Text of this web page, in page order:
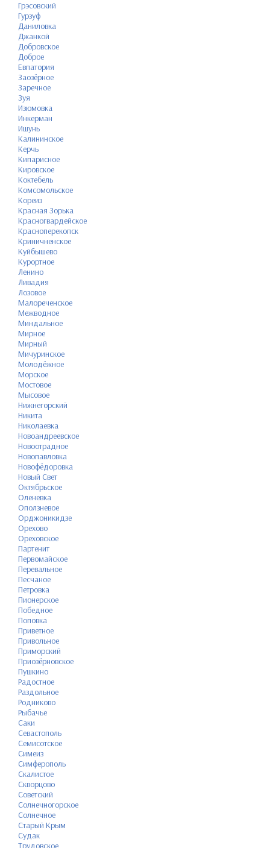
Грэсовский
Гурзуф
Даниловка
Джанкой
Добровское
Доброе
Евпатория
Заозёрное
Заречное
Зуя
Изюмовка
Инкерман
Ишунь
Калининское
Керчь
Кипарисное
Кировское
Коктебель
Комсомольское
Кореиз
Красная Зорька
Красногвардейское
Красноперекопск
Криничненское
Куйбышево
Курортное
Ленино
Ливадия
Лозовое
Малореченское
Межводное
Миндальное
Мирное
Мирный
Мичуринское
Молодёжное
Морское
Мостовое
Мысовое
Нижнегорский
Никита
Николаевка
Новоандреевское
Новоотрадное
Новопавловка
Новофёдоровка
Новый Свет
Октябрьское
Оленевка
Оползневое
Орджоникидзе
Орехово
Ореховское
Партенит
Первомайское
Перевальное
Песчаное
Петровка
Пионерское
Победное
Поповка
Приветное
Привольное
Приморский
Приозёрновское
Пушкино
Радостное
Раздольное
Родниково
Рыбачье
Саки
Севастополь
Семисотское
Симеиз
Симферополь
Скалистое
Скворцово
Советский
Солнечногорское
Солнечное
Старый Крым
Судак
Трудовское